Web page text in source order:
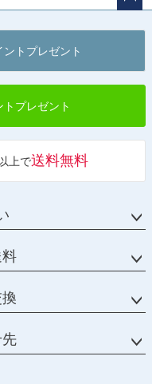
へ
ントプレゼント
トプレゼント
上で送料無料